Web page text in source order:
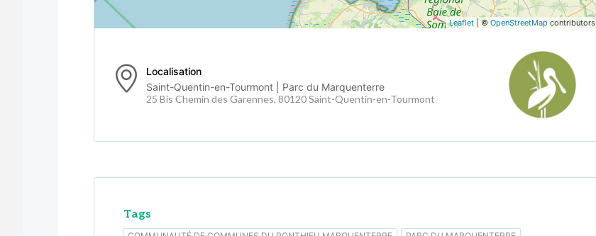
Leaflet| ©OpenStreetMap contributors
Localisation
Saint-Quentin-en-Tourmont | Parc du Marquenterre
25 Bis Chemin des Garennes, 80120 Saint-Quentin-en-Tourmont
Tags